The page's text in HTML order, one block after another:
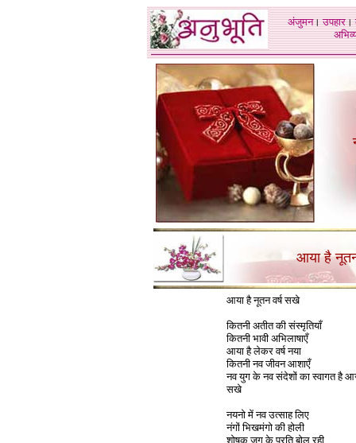
अंजुमन।उपहार।
आया है
आया है नूतन वर्ष सखे
कितनी अतीत की संस्मृतियाँ
कितनी भावी अभिलाषाएँ
आया है लेकर वर्ष नया
कितनी नव जीवन आशाएँ
नव युग के नव संदेशों का स्वागत है
सखे
नयनो में नव उत्साह लिए
नंगों भिखमंगो की होली
शोषक जग के प्रति बोल रही